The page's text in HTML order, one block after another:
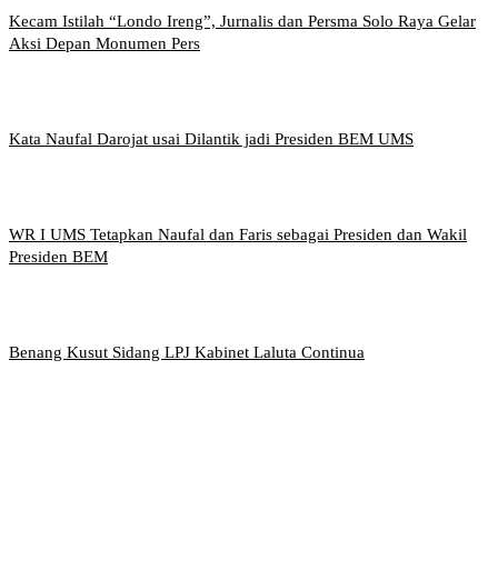
Kecam Istilah “Londo Ireng”, Jurnalis dan Persma Solo Raya Gelar
Aksi Depan Monumen Pers
Kata Naufal Darojat usai Dilantik jadi Presiden BEM UMS
WR I UMS Tetapkan Naufal dan Faris sebagai Presiden dan Wakil
Presiden BEM
Benang Kusut Sidang LPJ Kabinet Laluta Continua